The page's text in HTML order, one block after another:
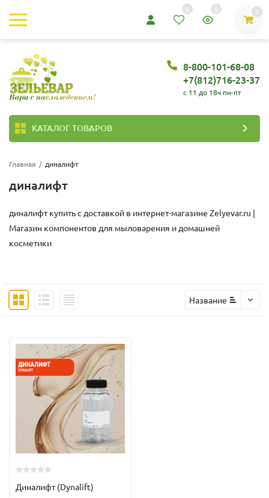
0 0 0
8-800-101-68-08
+7(812)716-23-37
c 11 до 18ч пн-пт
КАТАЛОГ ТОВАРОВ
Главная / диналифт
диналифт
диналифт купить с доставкой в интернет-магазине Zelyevar.ru |
Магазин компонентов для мыловарения и домашней
косметики
Название
Диналифт (Dynalift)